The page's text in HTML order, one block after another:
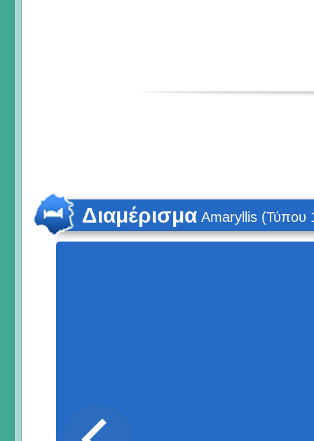
Διαμέρισμα Amaryllis (Τύπου